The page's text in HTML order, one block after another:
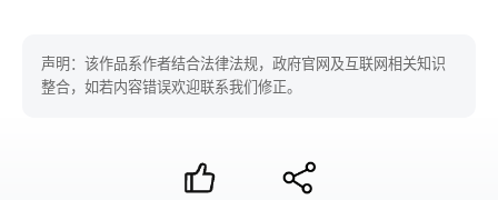
声明：该作品系作者结合法律法规，政府官网及互联网相关知识
整合，如若内容错误欢迎联系我们修正。